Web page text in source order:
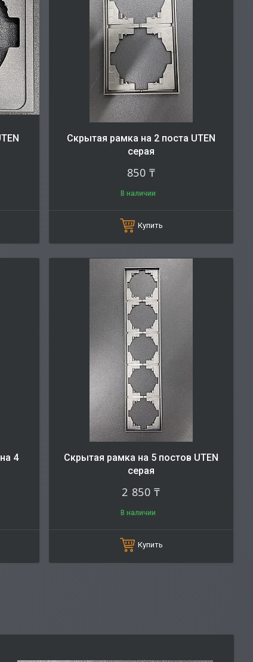
Скрытая рамка на 2 поста UTEN
серая
850 ₸
В наличии
Купить
4
Скрытая рамка на 5 постов UTEN
серая
2 850 ₸
В наличии
Купить